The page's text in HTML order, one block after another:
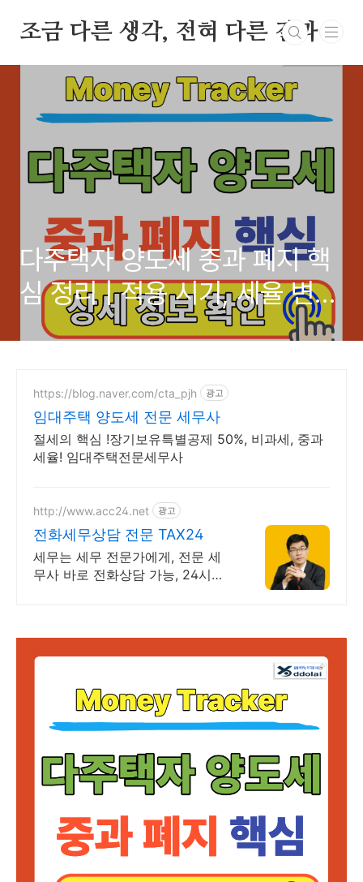
조금 다른 생각, 전혀 다른 결과
다주택자 양도세 중과 폐지 핵
심 정리 | 적용 시기, 세율 변
화, 비과세 요건, 절세 전략, 부
https://blog.naver.com/cta_pjh 광고
임대주택 양도세 전문 세무사
절세의 핵심 !장기보유특별공제 50%, 비과세, 중과
세율! 임대주택전문세무사
http://www.acc24.net 광고
전화세무상담 전문 TAX24
세무는 세무 전문가에게, 전문 세
무사 바로 전화상담 가능, 24시간